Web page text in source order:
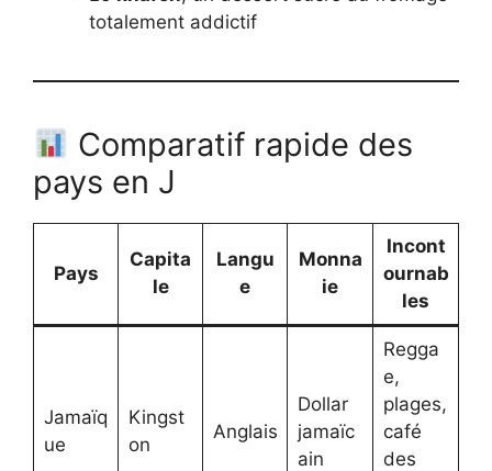
totalement addictif
Comparatif rapide des
pays en J
Pays
Capita
le
Langu
e
Monna
ie
Incont
ournab
les
Jamaïq
ue
Kingst
on
Anglais
Dollar
jamaïc
ain
Regga
e,
plages,
café
des